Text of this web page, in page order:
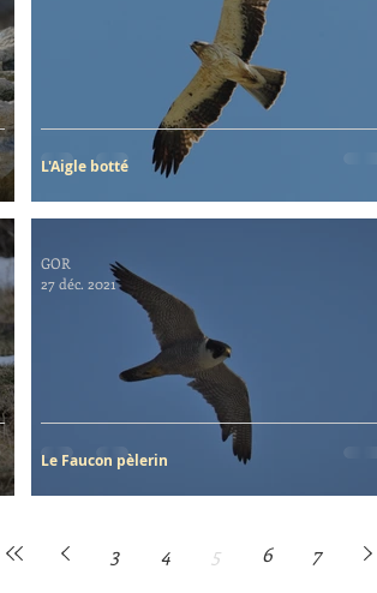
L'Aigle botté
Le Faucon pèlerin
GOR
27 déc. 2021
3 4 5 6 7